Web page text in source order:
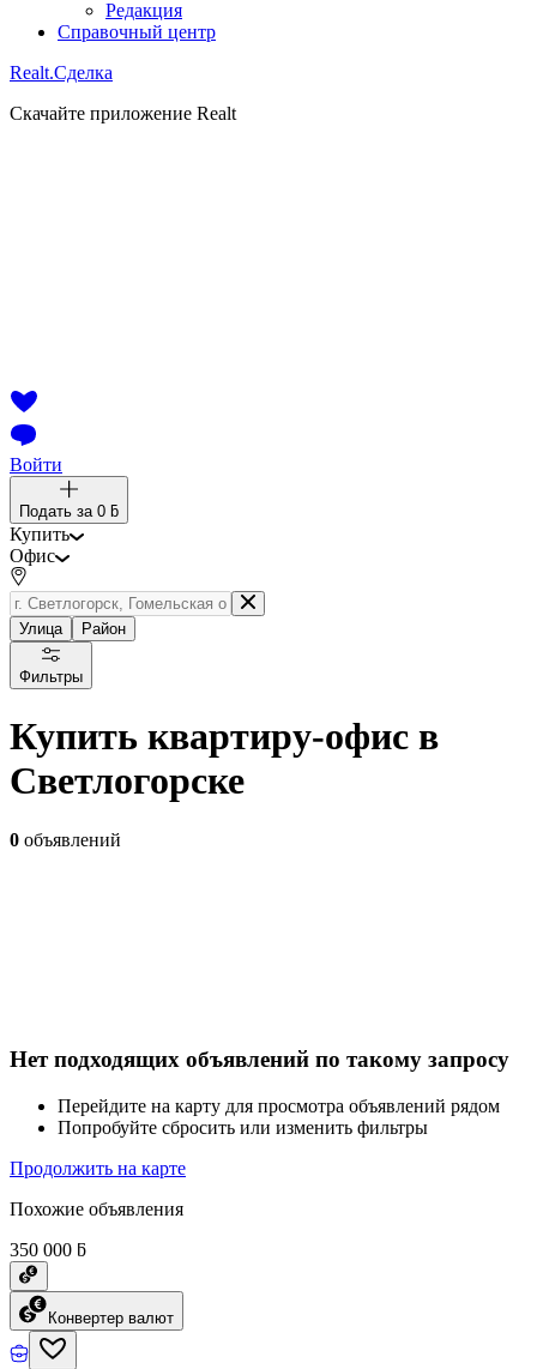
Редакция
Справочный центр
Realt.Сделка
Скачайте приложение Realt
Войти
Подать за 0 ƃ
Купить
Офис
Улица Район
Фильтры
Купить квартиру-офис в
Светлогорске
0 объявлений
Нет подходящих объявлений по такому запросу
Перейдите на карту для просмотра объявлений рядом
Попробуйте сбросить или изменить фильтры
Продолжить на карте
Похожие объявления
350 000 ƃ
Конвертер валют